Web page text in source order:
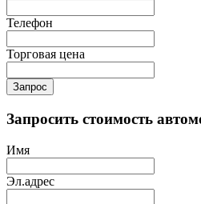
Телефон
Торговая цена
Запрос
Запросить стоимость
Имя
Эл.адрес